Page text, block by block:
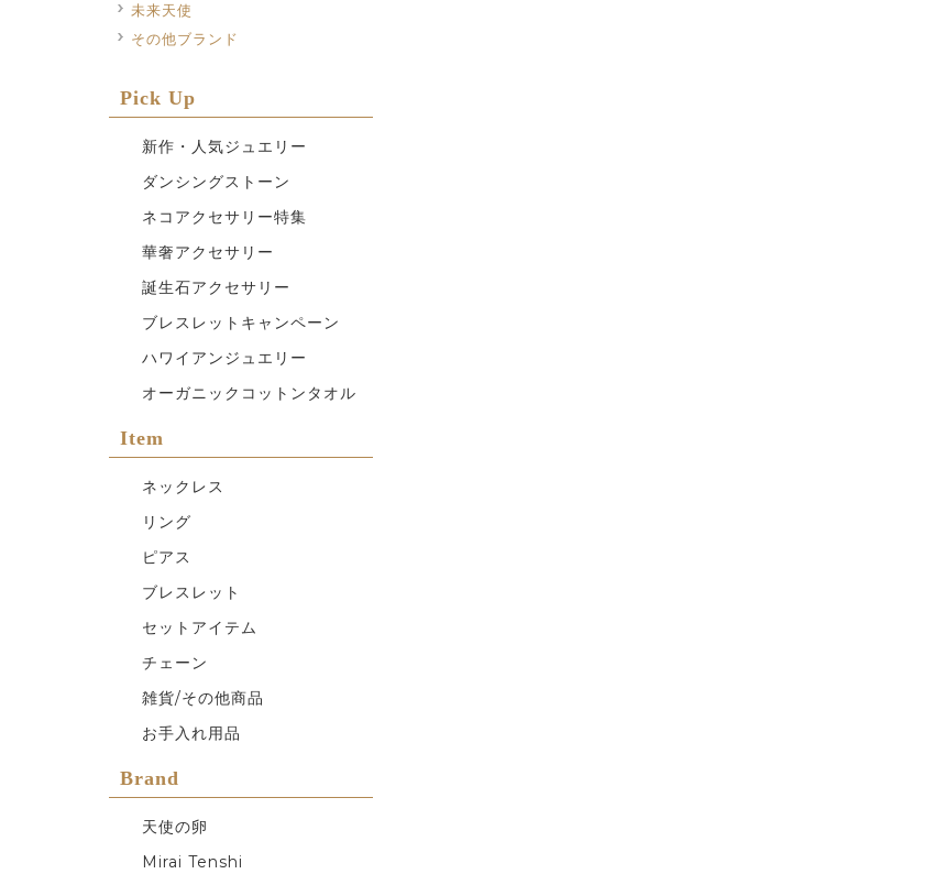
未来天使
その他ブランド
Pick Up
新作・人気ジュエリー
ダンシングストーン
ネコアクセサリー特集
華奢アクセサリー
誕生石アクセサリー
ブレスレットキャンペーン
ハワイアンジュエリー
オーガニックコットンタオル
Item
ネックレス
リング
ピアス
ブレスレット
セットアイテム
チェーン
雑貨/その他商品
お手入れ用品
Brand
天使の卵
Mirai Tenshi